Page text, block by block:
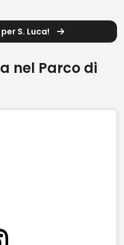
S. Luca!
nel Parco di